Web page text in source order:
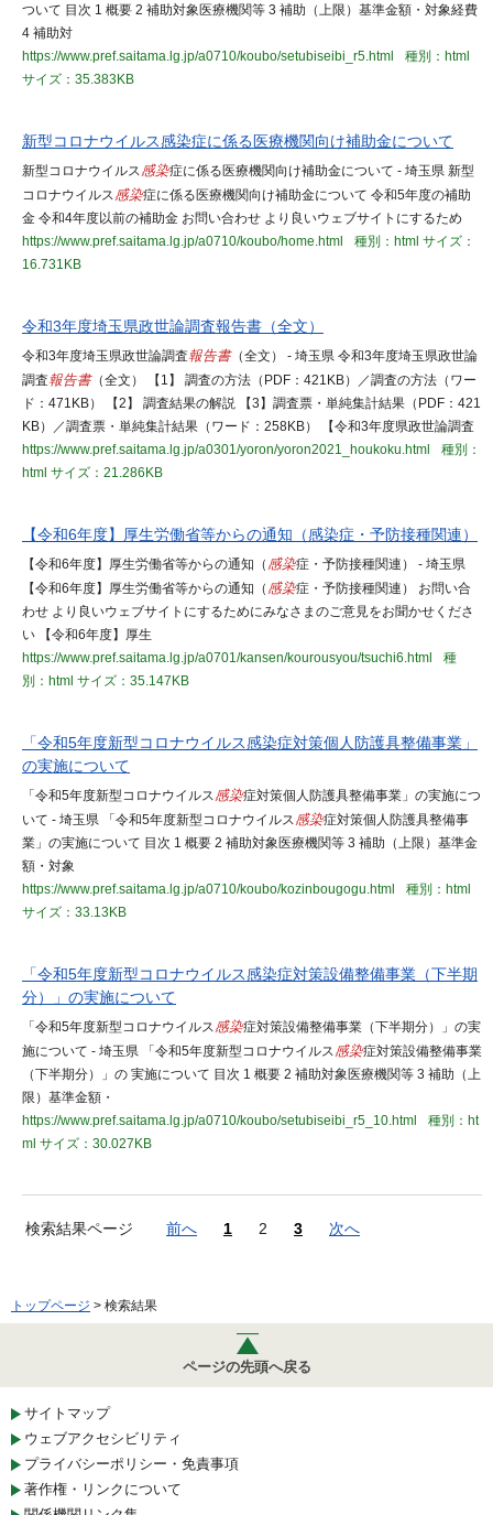
ついて 目次 1 概要 2 補助対象医療機関等 3 補助（上限）基準金額・対象経費
4 補助対
https://www.pref.saitama.lg.jp/a0710/koubo/setubiseibi_r5.html
種別：html
サイズ：35.383KB
新型コロナウイルス感染症に係る医療機関向け補助金について
新型コロナウイルス感染症に係る医療機関向け補助金について - 埼玉県 新型
コロナウイルス感染症に係る医療機関向け補助金について 令和5年度の補助
金 令和4年度以前の補助金 お問い合わせ より良いウェブサイトにするため
https://www.pref.saitama.lg.jp/a0710/koubo/home.html
種別：html サイズ：
16.731KB
令和3年度埼玉県政世論調査報告書（全文）
令和3年度埼玉県政世論調査報告書（全文） - 埼玉県 令和3年度埼玉県政世論
調査報告書（全文） 【1】 調査の方法（PDF：421KB）／調査の方法（ワー
ド：471KB） 【2】 調査結果の解説 【3】調査票・単純集計結果（PDF：421
KB）／調査票・単純集計結果（ワード：258KB） 【令和3年度県政世論調査
https://www.pref.saitama.lg.jp/a0301/yoron/yoron2021_houkoku.html
種別：
html サイズ：21.286KB
【令和6年度】厚生労働省等からの通知（感染症・予防接種関連）
【令和6年度】厚生労働省等からの通知（ 感染症・予防接種関連） - 埼玉県
【令和6年度】厚生労働省等からの通知（ 感染症・予防接種関連） お問い合
わせ より良いウェブサイトにするためにみなさまのご意見をお聞かせくださ
い 【令和6年度】厚生
https://www.pref.saitama.lg.jp/a0701/kansen/kourousyou/tsuchi6.html
種
別：html サイズ：35.147KB
「令和5年度新型コロナウイルス感染症対策個人防護具整備事業」
の実施について
「令和5年度新型コロナウイルス感染症対策個人防護具整備事業」の実施につ
いて - 埼玉県 「令和5年度新型コロナウイルス感染症対策個人防護具整備事
業」の実施について 目次 1 概要 2 補助対象医療機関等 3 補助（上限）基準金
額・対象
https://www.pref.saitama.lg.jp/a0710/koubo/kozinbougogu.html
種別：html
サイズ：33.13KB
「令和5年度新型コロナウイルス感染症対策設備整備事業（下半期
分）」の実施について
「令和5年度新型コロナウイルス感染症対策設備整備事業（下半期分）」の実
施について - 埼玉県 「令和5年度新型コロナウイルス感染症対策設備整備事業
（下半期分）」の 実施について 目次 1 概要 2 補助対象医療機関等 3 補助（上
限）基準金額・
https://www.pref.saitama.lg.jp/a0710/koubo/setubiseibi_r5_10.html
種別：ht
ml サイズ：30.027KB
検索結果ページ 前へ 1 2 3 次へ
トップページ > 検索結果
ページの先頭へ戻る
サイトマップ
ウェブアクセシビリティ
プライバシーポリシー・免責事項
著作権・リンクについて